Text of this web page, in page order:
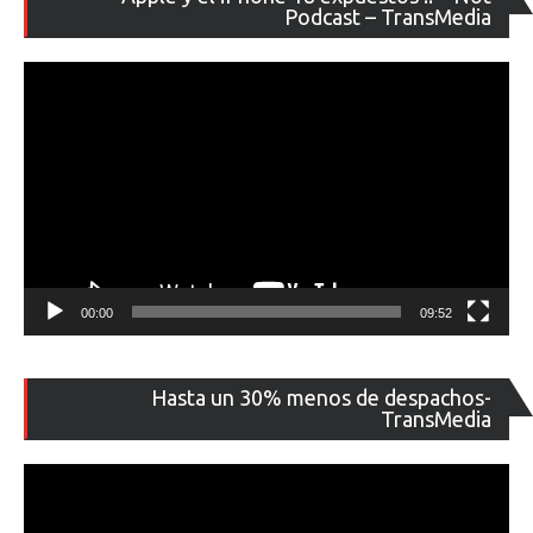
Podcast – TransMedia
de
00:00 09:52
Hasta un 30% menos de despachos-
TransMedia
de